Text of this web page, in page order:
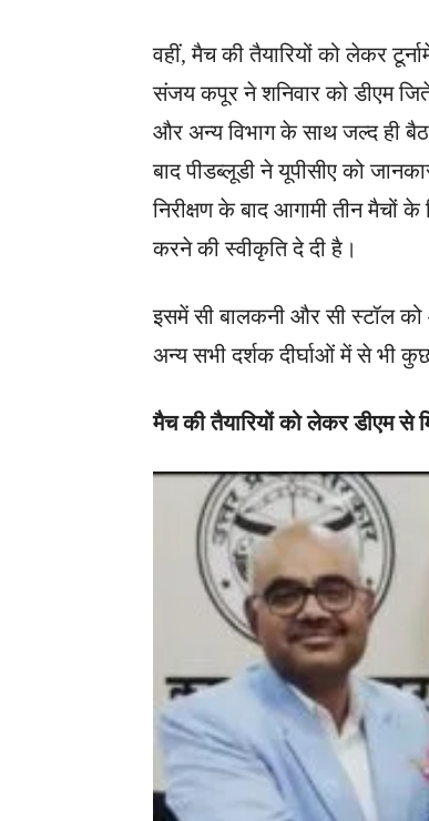
वहीं, मैच की तैयारियों को लेकर
संजय कपूर ने शनिवार को डीएम
और अन्य विभाग के साथ जल्द ही
बाद पीडब्लूडी ने यूपीसीए को
निरीक्षण के बाद आगामी तीन मैचों के
करने की स्वीकृति दे दी है।
इसमें सी बालकनी और सी स्टॉल को
अन्य सभी दर्शक दीर्घाओं में से भी
मैच की तैयारियों को लेकर डीएम से